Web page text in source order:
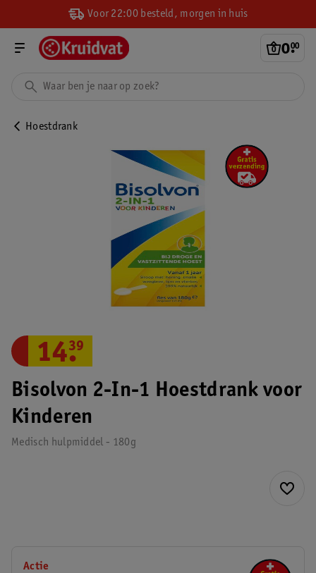
Voor 22:00 besteld, morgen in huis
0.
00
Hoestdrank
Bisolvon 2-In-1 Hoestdrank voor
Kinderen
Medisch hulpmiddel - 180g
14.
39
Actie